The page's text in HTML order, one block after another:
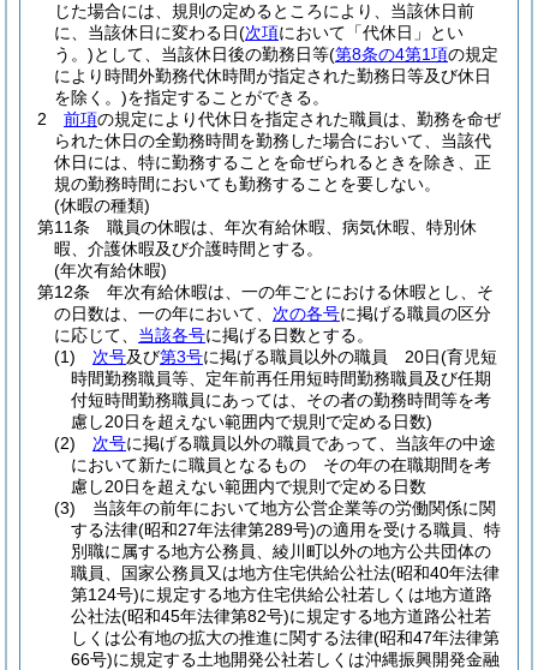
じた場合には、規則の定めるところにより、当該休日前
に、当該休日に変わる日(次項において「代休日」とい
う。)として、当該休日後の勤務日等(第8条の4第1項の規定
により時間外勤務代休時間が指定された勤務日等及び休日
を除く。)を指定することができる。
2
前項の規定により代休日を指定された職員は、勤務を命ぜ
られた休日の全勤務時間を勤務した場合において、当該代
休日には、特に勤務することを命ぜられるときを除き、正
規の勤務時間においても勤務することを要しない。
(休暇の種類)
第11条
職員の休暇は、年次有給休暇、病気休暇、特別休
暇、介護休暇及び介護時間とする。
(年次有給休暇)
第12条
年次有給休暇は、一の年ごとにおける休暇とし、そ
の日数は、一の年において、 次の各号に掲げる職員の区分
に応じて、 当該各号に掲げる日数とする。
(1)
次号及び第3号に掲げる職員以外の職員 20日(育児短
時間勤務職員等、定年前再任用短時間勤務職員及び任期
付短時間勤務職員にあっては、その者の勤務時間等を考
慮し20日を超えない範囲内で規則で定める日数)
(2)
次号に掲げる職員以外の職員であって、当該年の中途
において新たに職員となるもの その年の在職期間を考
慮し20日を超えない範囲内で規則で定める日数
(3)
当該年の前年において地方公営企業等の労働関係に関
する法律(昭和27年法律第289号)の適用を受ける職員、特
別職に属する地方公務員、綾川町以外の地方公共団体の
職員、国家公務員又は地方住宅供給公社法(昭和40年法律
第124号)に規定する地方住宅供給公社若しくは地方道路
公社法(昭和45年法律第82号)に規定する地方道路公社若
しくは公有地の拡大の推進に関する法律(昭和47年法律第
66号)に規定する土地開発公社若しくは沖縄振興開発金融